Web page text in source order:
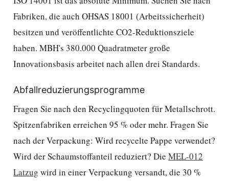
Fabriken, die auch OHSAS 18001 (Arbeitssicherheit)
besitzen und veröffentlichte CO2-Reduktionsziele
haben. MBH's 380.000 Quadratmeter große
Innovationsbasis arbeitet nach allen drei Standards.
Abfallreduzierungsprogramme
Fragen Sie nach den Recyclingquoten für Metallschrott.
Spitzenfabriken erreichen 95 % oder mehr. Fragen Sie
nach der Verpackung: Wird recycelte Pappe verwendet?
Wird der Schaumstoffanteil reduziert? DieMEL-012
Latzug wird in einer Verpackung versandt, die 30 %